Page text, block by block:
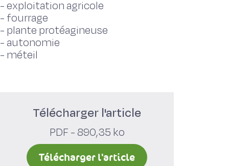
-exploitation agricole
- fourrage
- plante protéagineuse
- autonomie
- méteil
Télécharger l'article
PDF - 890,35 ko
Télécharger l'article